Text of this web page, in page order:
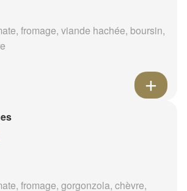
fromage, viande hachée, boursin,
fromage, gorgonzola, chèvre,